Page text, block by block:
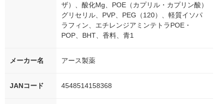
ザ）、酸化Mg、POE（カプリル・カプリン酸）
グリセリル、PVP、PEG（120）、軽質イソパ
ラフィン、エチレンジアミンテトラPOE・
POP、BHT、香料、青1
メーカー名 アース製薬
JANコード 4548514158368